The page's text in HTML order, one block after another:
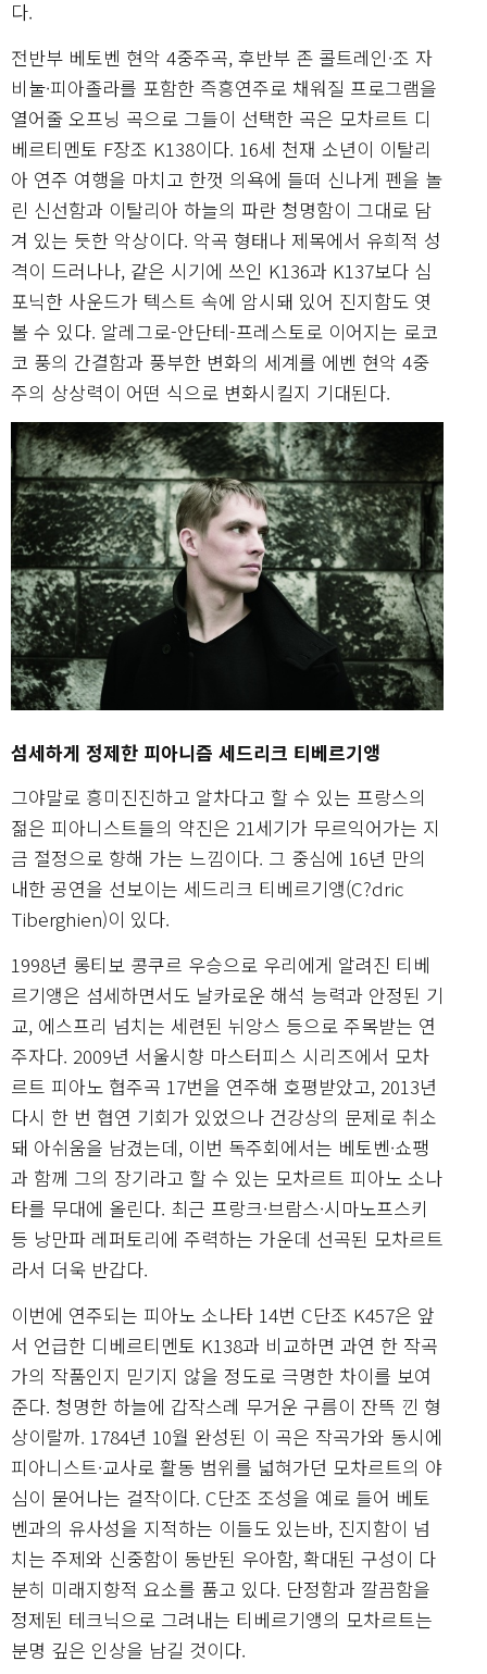
다.
전반부 베토벤 현악 4중주곡, 후반부 존 콜트레인·조 자
비눌·피아졸라를 포함한 즉흥연주로 채워질 프로그램을
열어줄 오프닝 곡으로 그들이 선택한 곡은 모차르트 디
베르티멘토 F장조 K138이다. 16세 천재 소년이 이탈리
아 연주 여행을 마치고 한껏 의욕에 들떠 신나게 펜을 놀
린 신선함과 이탈리아 하늘의 파란 청명함이 그대로 담
겨 있는 듯한 악상이다. 악곡 형태나 제목에서 유희적 성
격이 드러나나, 같은 시기에 쓰인 K136과 K137보다 심
포닉한 사운드가 텍스트 속에 암시돼 있어 진지함도 엿
볼 수 있다. 알레그로-안단테-프레스토로 이어지는 로코
코 풍의 간결함과 풍부한 변화의 세계를 에벤 현악 4중
주의 상상력이 어떤 식으로 변화시킬지 기대된다.
섬세하게 정제한 피아니즘 세드리크 티베르기앵
그야말로 흥미진진하고 알차다고 할 수 있는 프랑스의
젊은 피아니스트들의 약진은 21세기가 무르익어가는 지
금 절정으로 향해 가는 느낌이다. 그 중심에 16년 만의
내한 공연을 선보이는 세드리크 티베르기앵(C?dric
Tiberghien)이 있다.
1998년 롱티보 콩쿠르 우승으로 우리에게 알려진 티베
르기앵은 섬세하면서도 날카로운 해석 능력과 안정된 기
교, 에스프리 넘치는 세련된 뉘앙스 등으로 주목받는 연
주자다. 2009년 서울시향 마스터피스 시리즈에서 모차
르트 피아노 협주곡 17번을 연주해 호평받았고, 2013년
다시 한 번 협연 기회가 있었으나 건강상의 문제로 취소
돼 아쉬움을 남겼는데, 이번 독주회에서는 베토벤·쇼팽
과 함께 그의 장기라고 할 수 있는 모차르트 피아노 소나
타를 무대에 올린다. 최근 프랑크·브람스·시마노프스키
등 낭만파 레퍼토리에 주력하는 가운데 선곡된 모차르트
라서 더욱 반갑다.
이번에 연주되는 피아노 소나타 14번 C단조 K457은 앞
서 언급한 디베르티멘토 K138과 비교하면 과연 한 작곡
가의 작품인지 믿기지 않을 정도로 극명한 차이를 보여
준다. 청명한 하늘에 갑작스레 무거운 구름이 잔뜩 낀 형
상이랄까. 1784년 10월 완성된 이 곡은 작곡가와 동시에
피아니스트·교사로 활동 범위를 넓혀가던 모차르트의 야
심이 묻어나는 걸작이다. C단조 조성을 예로 들어 베토
벤과의 유사성을 지적하는 이들도 있는바, 진지함이 넘
치는 주제와 신중함이 동반된 우아함, 확대된 구성이 다
분히 미래지향적 요소를 품고 있다. 단정함과 깔끔함을
정제된 테크닉으로 그려내는 티베르기앵의 모차르트는
분명 깊은 인상을 남길 것이다.